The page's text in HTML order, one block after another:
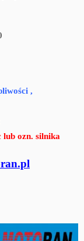
,
lub ozn. silnika